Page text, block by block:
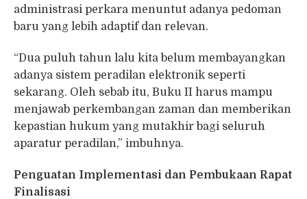
administrasi perkara menuntut adanya pedoman
baru yang lebih adaptif dan relevan.
“Dua puluh tahun lalu kita belum membayangkan
adanya sistem peradilan elektronik seperti
sekarang. Oleh sebab itu, Buku II harus mampu
menjawab perkembangan zaman dan memberikan
kepastian hukum yang mutakhir bagi seluruh
aparatur peradilan,” imbuhnya.
Penguatan Implementasi dan Pembukaan Rapat
Finalisasi